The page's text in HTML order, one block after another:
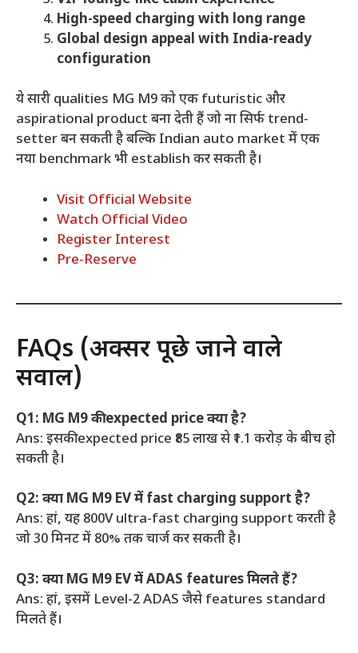
High-speed charging with long range
Global design appeal with India-ready
configuration
ये सारी qualities MG M9 को एक futuristic और
aspirational product बना देती हैं जो ना सिर्फ trend-
setter बन सकती है बल्कि Indian auto market में एक
नया benchmark भी establish कर सकती है।
Visit Official Website
Watch Official Video
Register Interest
Pre-Reserve
FAQs (अक्सर पूछे जाने वाले
सवाल)
Q1: MG M9 की expected price क्या है?
Ans: इसकी expected price ₹85 लाख से ₹1.1 करोड़ के बीच हो
सकती है।
Q2: क्या MG M9 EV में fast charging support है?
Ans: हां, यह 800V ultra-fast charging support करती है
जो 30 मिनट में 80% तक चार्ज कर सकती है।
Q3: क्या MG M9 EV में ADAS features मिलते हैं?
Ans: हां, इसमें Level-2 ADAS जैसे features standard
मिलते हैं।